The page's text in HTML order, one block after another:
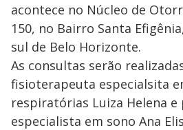
acontece no Núcleo de
150, no Bairro Santa
sul de Belo Horizonte.
As consultas serão
fisioterapeuta especialsita
respiratórias Luiza Helena
especialista em sono Ana